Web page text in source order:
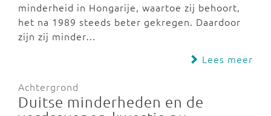
minderheid in Hongarije, waartoe zij behoort,
het na 1989 steeds beter gekregen. Daardoor
zijn zij minder…
Lees meer
Achtergrond
Duitse minderheden en de